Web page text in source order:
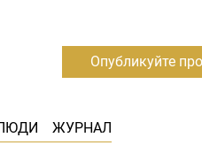
ЖУРНАЛ
Опубликуйте